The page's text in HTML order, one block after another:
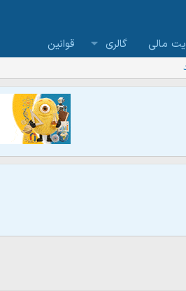
مالی گالری قوانین